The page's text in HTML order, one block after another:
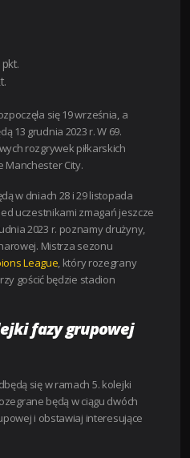
się 19 września, a
13 grudnia 2023 r. W 69.
rozgrywek piłkarskich
Manchester City.
w dniach 28 i 29 listopada
uczestnikami zmagań jeszcze
2023 r. poznamy drużyny,
Mistrza sezonu
League, który rozegrany
gościć będzie stadion
fazy grupowej
się w ramach 5. kolejki
będą w ciągu dwóch
i obstawiaj interesujące